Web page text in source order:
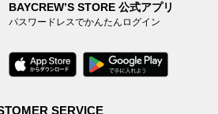
BAYCREW’S STORE 公式アプリ
パスワードレスでかんたんログイン
SERVICE